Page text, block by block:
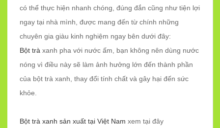
có thể thực hiện nhanh chóng, đúng đắn cũng như tiện lợi
ngay tại nhà mình, được mang đến từ chính những
chuyên gia giàu kinh nghiệm ngay bên dưới đây:
Bột trà xanh pha với nước ấm, bạn không nên dùng nước
nóng vì điều này sẽ làm ảnh hưởng lớn đến thành phần
của bột trà xanh, thay đổi tính chất và gây hại đến sức
khỏe.
Bột trà xanh sản xuất tại Việt Nam xem tại đây